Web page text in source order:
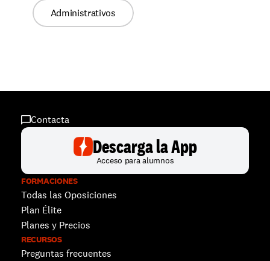
Administrativos
FORMACIONES
Todas las Oposiciones
Plan Élite
Planes y Precios
RECURSOS
Preguntas frecuentes
Contacta
Descarga la App
Acceso para alumnos